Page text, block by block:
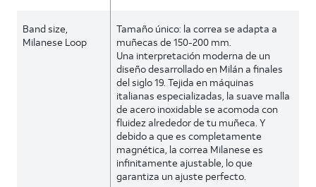
Band size,
Milanese Loop
Tamaño único: la correa se adapta a
muñecas de 150-200 mm.
Una interpretación moderna de un
diseño desarrollado en Milán a finales
del siglo 19. Tejida en máquinas
italianas especializadas, la suave malla
de acero inoxidable se acomoda con
fluidez alrededor de tu muñeca. Y
debido a que es completamente
magnética, la correa Milanese es
infinitamente ajustable, lo que
garantiza un ajuste perfecto.